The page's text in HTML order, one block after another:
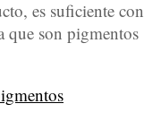
es suficiente con
que son pigmentos